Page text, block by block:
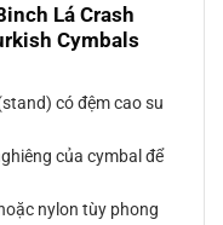
Lá Crash
Cymbals
có đệm cao su
của cymbal để
nylon tùy phong